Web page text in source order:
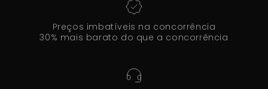
Preços imbatíveis na concorrência
30% mais barato do que a concorrência